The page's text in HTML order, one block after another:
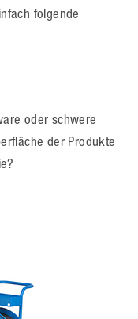
folgende
oder schwere
der Produkte